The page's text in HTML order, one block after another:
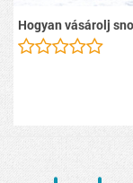
Hogyan vásárolj